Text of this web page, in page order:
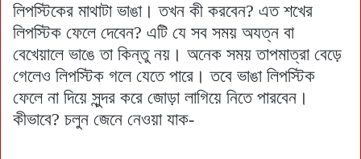
লিপস্টিকের মাথাটা ভাঙা। তখন কী করবেন? এত শখের
লিপস্টিক ফেলে দেবেন? এটি যে সব সময় অযত্ন বা
বেখেয়ালে ভাঙে তা কিন্তু নয়। অনেক সময় তাপমাত্রা বেড়ে
গেলেও লিপস্টিক গলে যেতে পারে। তবে ভাঙা লিপস্টিক
ফেলে না দিয়ে সুন্দর করে জোড়া লাগিয়ে নিতে পারবেন।
কীভাবে? চলুন জেনে নেওয়া যাক-